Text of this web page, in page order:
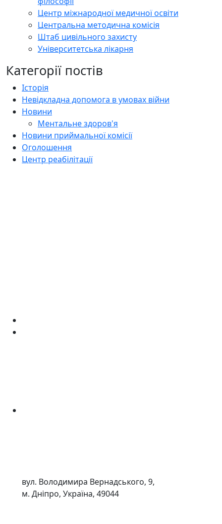
Центр міжнародної медичної освіти
Центральна методична комісія
Штаб цивільного захисту
Університетська лікарня
Категорії постів
Історія
Невідкладна допомога в умовах війни
Новини
Ментальне здоров'я
Новини приймальної комісії
Оголошення
Центр реабілітації
вул. Володимира Вернадського, 9,
м. Дніпро, Україна, 49044